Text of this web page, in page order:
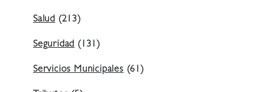
Salud (213)
Seguridad (131)
Servicios Municipales (61)